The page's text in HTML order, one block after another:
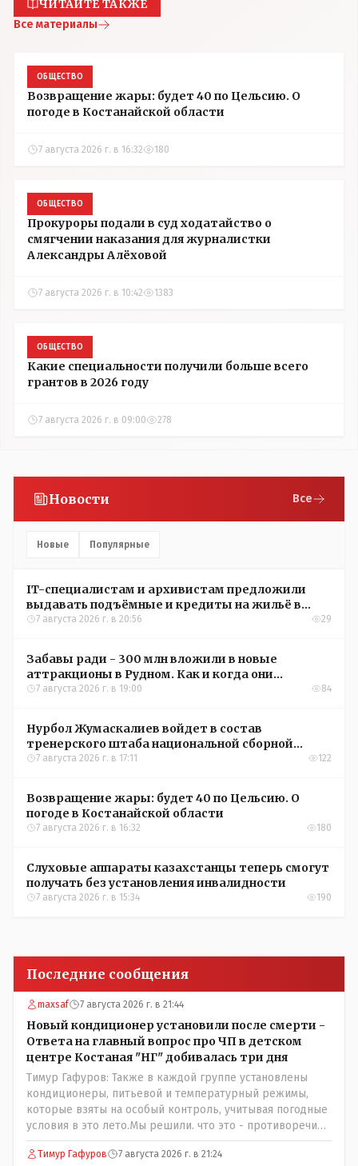
ЧИТАЙТЕ ТАКЖЕ
Все материалы
ОБЩЕСТВО
Возвращение жары: будет 40 по Цельсию. О
погоде в Костанайской области
7 августа 2026 г. в 16:32 180
ОБЩЕСТВО
Прокуроры подали в суд ходатайство о
смягчении наказания для журналистки
Александры Алёховой
7 августа 2026 г. в 10:42 1383
ОБЩЕСТВО
Какие специальности получили больше всего
грантов в 2026 году
7 августа 2026 г. в 09:00 278
Новости Все
Новые Популярные
IT-специалистам и архивистам предложили
выдавать подъёмные и кредиты на жильё в
сёлах Казахстана
7 августа 2026 г. в 20:56 29
Забавы ради - 300 млн вложили в новые
аттракционы в Рудном. Как и когда они
окупятся?
7 августа 2026 г. в 19:00 84
Нурбол Жумаскалиев войдет в состав
тренерского штаба национальной сборной
Казахстана по футболу
7 августа 2026 г. в 17:11 122
Возвращение жары: будет 40 по Цельсию. О
погоде в Костанайской области
7 августа 2026 г. в 16:32 180
Слуховые аппараты казахстанцы теперь смогут
получать без установления инвалидности
7 августа 2026 г. в 15:34 190
Последние сообщения
maxsaf 7 августа 2026 г. в 21:44
Новый кондиционер установили после смерти -
Ответа на главный вопрос про ЧП в детском
центре Костаная "НГ" добивалась три дня
Тимур Гафуров: Также в каждой группе установлены
кондиционеры, питьевой и температурный режимы,
которые взяты на особый контроль, учитывая погодные
условия в это лето.Мы решили. что это - противоречие.
Вы считаете иначе?Ну тут противоречия нет. Этот
комментарий прозвучал на следующий день после
Тимур Гафуров 7 августа 2026 г. в 21:24